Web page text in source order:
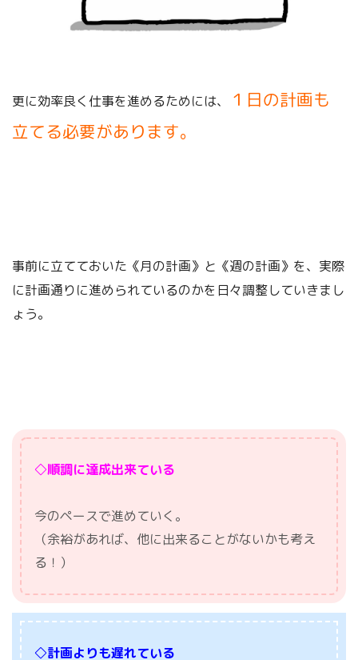
更に効率良く仕事を進めるためには、
１日の計画も
立てる必要があります。
事前に立てておいた《月の計画》と《週の計画》を、実際
に計画通りに進められているのかを日々調整していきまし
ょう。
◇順調に達成出来ている
今のペースで進めていく。
（余裕があれば、他に出来ることがないかも考え
る！）
◇計画よりも遅れている